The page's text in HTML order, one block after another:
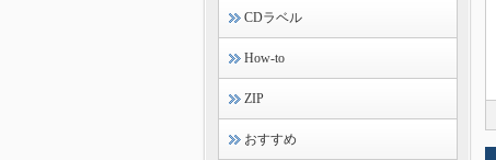
CDラベル
How-to
ZIP
おすすめ